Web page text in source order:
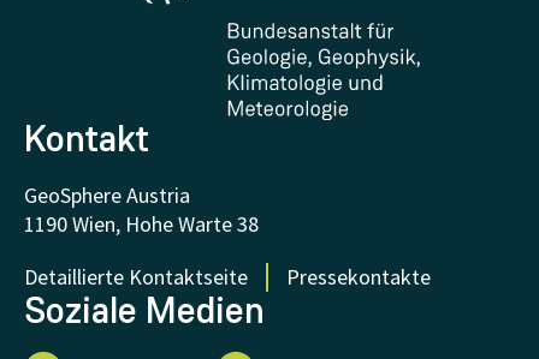
Zertifikate und Auszeichnungen
FAQ - Häufig gestellte Fragen
Forschung unterstützen
Kontakt
GeoSphere Austria
1190 Wien, Hohe Warte 38
Detaillierte Kontaktseite
Pressekontakte
Soziale Medien